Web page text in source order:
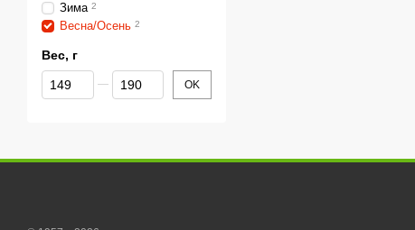
Зима 2
Весна/Осень 2
Вес, г
От Вес, г
До Вес, г OK